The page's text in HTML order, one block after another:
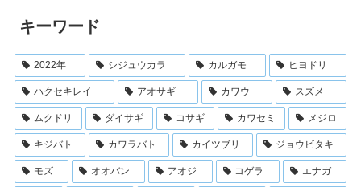
キーワード
2022年 シジュウカラ カルガモ ヒヨドリ
ハクセキレイ アオサギ カワウ スズメ
ムクドリ ダイサギ コサギ カワセミ メジロ
キジバト カワラバト カイツブリ ジョウビタキ
モズ オオバン アオジ コゲラ エナガ